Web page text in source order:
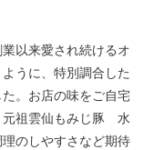
以来愛され続けるオ
うに、特別調合した
。お店の味をご自宅
元祖雲仙もみじ豚 水
のしやすさなど期待